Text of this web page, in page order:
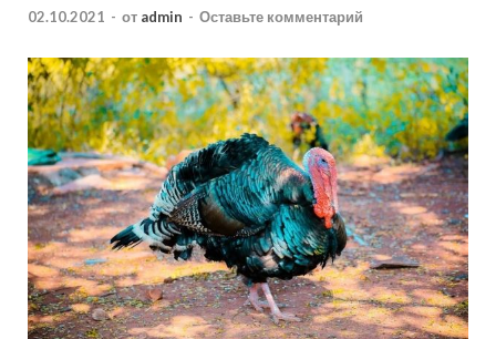
02.10.2021 - от admin - Оставьте комментарий